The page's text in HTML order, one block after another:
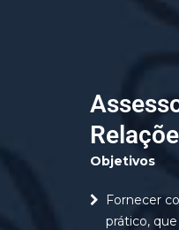
Objetivos
Fornecer
prático,